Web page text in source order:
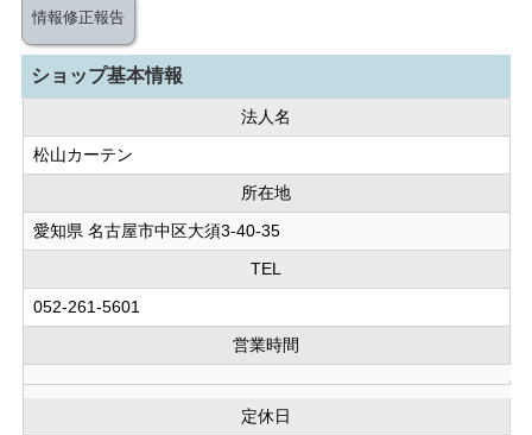
情報修正報告
ショップ基本情報
法人名
松山カーテン
所在地
愛知県 名古屋市中区大須3-40-35
TEL
052-261-5601
営業時間
定休日